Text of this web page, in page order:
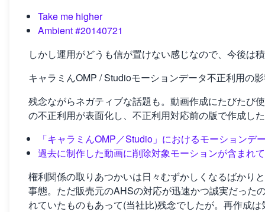
Take me higher
Ambient #20140721
しかし運用がどうも信が置けない感じなので、今後は
キャラミんOMP / Studioモーションデータ不正利用の
残念ながらネガティブな話題も。動画作成にたびたび
の不正利用が表面化し、不正利用対応前の版で作成し
「キャラミんOMP／Studio」におけるモーションデ
過去に制作した動画に削除対象モーションが含まれ
権利関係の取りあつかいは日々むずかしくなるばかり
事態。ただ販売元のAHSの対応が迅速かつ誠実だった
れていたものもあって(当社比)残念でしたが。再作成